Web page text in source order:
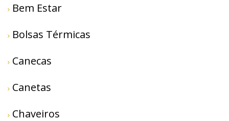
Bem Estar
Bolsas Térmicas
Canecas
Canetas
Chaveiros